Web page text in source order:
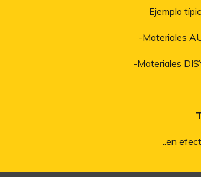
Ejemplo
-Materiales
-Materiales D
..en